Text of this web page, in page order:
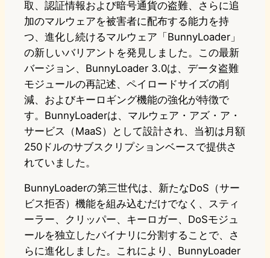
取、認証情報および暗号通貨の盗難、さらに追
加のマルウェアを被害者に配布する能力を持
つ、進化し続けるマルウェア「BunnyLoader」
の新しいバリアントを発見しました。この最新
バージョン、BunnyLoader 3.0は、データ盗難
モジュールの再記述、ペイロードサイズの削
減、およびキーロギング機能の強化が特徴で
す。BunnyLoaderは、マルウェア・アズ・ア・
サービス（MaaS）として設計され、当初は月額
250ドルのサブスクリプションベースで提供さ
れていました。
BunnyLoaderの第三世代は、新たなDoS（サー
ビス拒否）機能を組み込むだけでなく、スティ
ーラー、クリッパー、キーロガー、DoSモジュ
ールを独立したバイナリに分割することで、さ
らに進化しました。これにより、BunnyLoader